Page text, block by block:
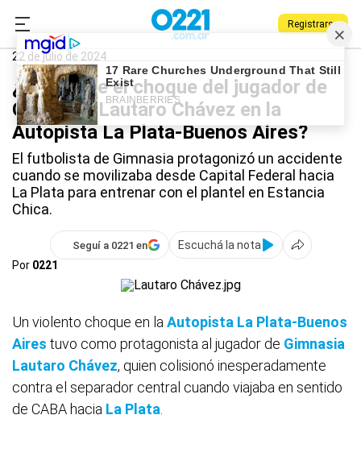
Registrarse
0221.com.ar Gimnasia
22 de julio de 2024
¿Cómo fue el choque del jugador de
Gimnasia Lautaro Chávez en la
Autopista La Plata-Buenos Aires?
El futbolista de Gimnasia protagonizó un accidente
cuando se movilizaba desde Capital Federal hacia
La Plata para entrenar con el plantel en Estancia
Chica.
Seguí a 0221 en
Escuchá la nota
Por 0221
Un violento choque en la Autopista La Plata-Buenos
Aires tuvo como protagonista al jugador de Gimnasia
Lautaro Chávez, quien colisionó inesperadamente
contra el separador central cuando viajaba en sentido
de CABA hacia La Plata